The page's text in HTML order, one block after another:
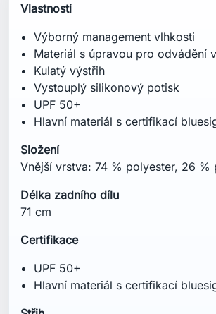
Vlastnosti
Výborný management vlhkosti
Materiál s úpravou pro odvádění
Kulatý výstřih
Vystouplý silikonový potisk
UPF 50+
Hlavní materiál s certifikací
Složení
Vnější vrstva: 74 % polyester, 26 %
Délka zadního dílu
71 cm
Certifikace
UPF 50+
Hlavní materiál s certifikací